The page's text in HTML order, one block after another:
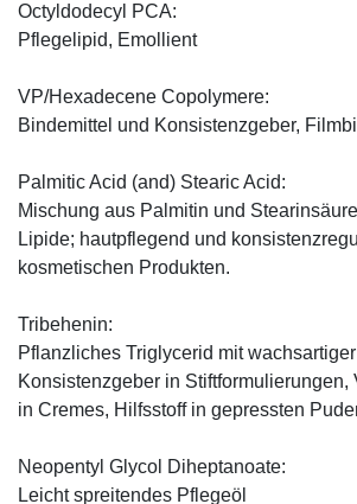
Octyldodecyl PCA:
Pflegelipid, Emollient
VP/Hexadecene Copolymere:
Bindemittel und Konsistenzgeber,
Palmitic Acid (and) Stearic Acid:
Mischung aus Palmitin und
Lipide; hautpflegend und
kosmetischen Produkten.
Tribehenin:
Pflanzliches Triglycerid mit
Konsistenzgeber in Stiftformulierungen,
in Cremes, Hilfsstoff in gepressten
Neopentyl Glycol Diheptanoate:
Leicht spreitendes Pflegeöl